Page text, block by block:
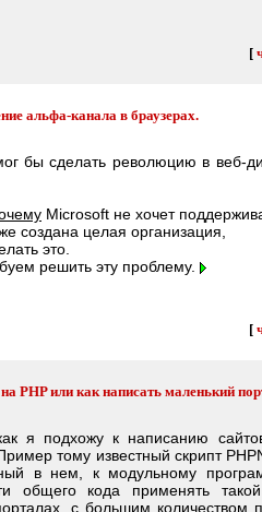
[
альфа-канала в браузерах.
бы сделать революцию в веб-
Microsoft не хочет
создана целая организация,
это.
решить эту проблему.
[
PHP или как написать маленький
я подхожу к написанию
тому известный скрипт
в нем, к модульному
общего кода применять
с большим количеством